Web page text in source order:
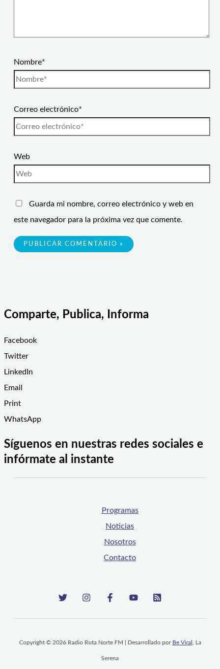
Nombre*
Correo electrónico*
Web
Guarda mi nombre, correo electrónico y web en
este navegador para la próxima vez que comente.
Comparte, Publica, Informa
Facebook
Twitter
LinkedIn
Email
Print
WhatsApp
Síguenos en nuestras redes sociales e
infórmate al instante
Programas
Noticias
Nosotros
Contacto
Copyright © 2026 Radio Ruta Norte FM | Desarrollado por Be Viral , La
Serena